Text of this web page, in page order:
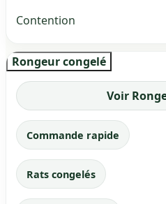
Contention
Rongeur congelé
Voir
Commande rapide
Rats congelés